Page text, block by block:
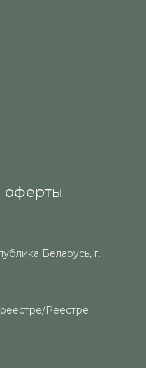
оферты
Беларусь, г.
Реестре